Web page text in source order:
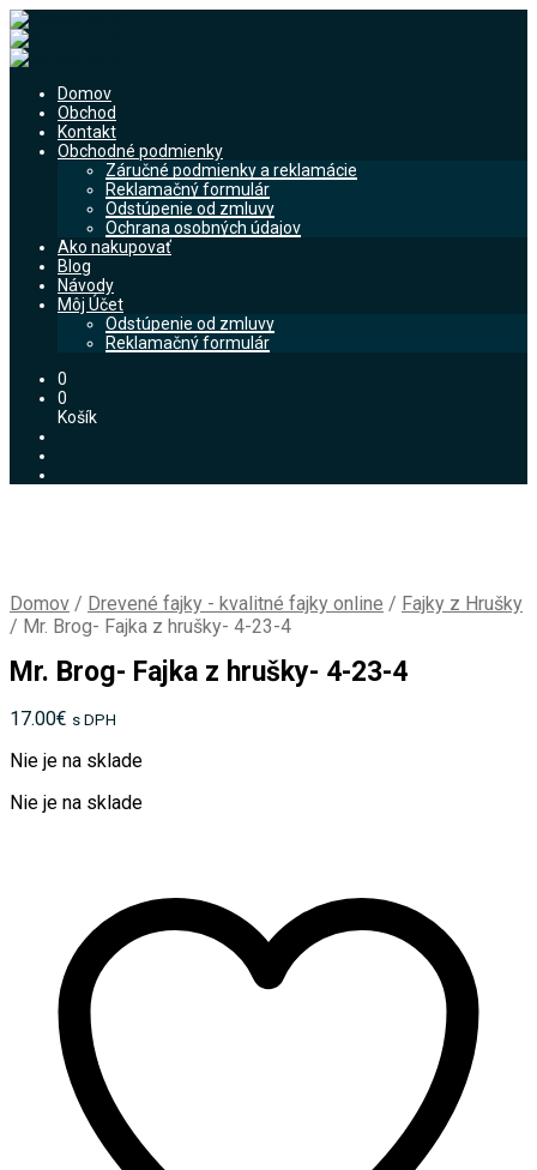
Domov
Obchod
Kontakt
Obchodné podmienky
Záručné podmienky a reklamácie
Reklamačný formulár
Odstúpenie od zmluvy
Ochrana osobných údajov
Ako nakupovať
Blog
Návody
Môj Účet
Odstúpenie od zmluvy
Reklamačný formulár
0
0
Košík
Domov / Drevené fajky - kvalitné fajky online / Fajky z Hrušky
/ Mr. Brog- Fajka z hrušky- 4-23-4
Mr. Brog- Fajka z hrušky- 4-23-4
17.00€ s DPH
Nie je na sklade
Nie je na sklade